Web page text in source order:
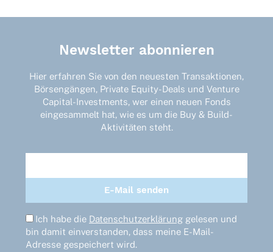
Newsletter abonnieren
Hier erfahren Sie von den neuesten Transaktionen,
Börsengängen, Private Equity-Deals und Venture
Capital-Investments, wer einen neuen Fonds
eingesammelt hat, wie es um die Buy & Build-
Aktivitäten steht.
Ich habe die Datenschutzerklärung gelesen und
bin damit einverstanden, dass meine E-Mail-
Adresse gespeichert wird.